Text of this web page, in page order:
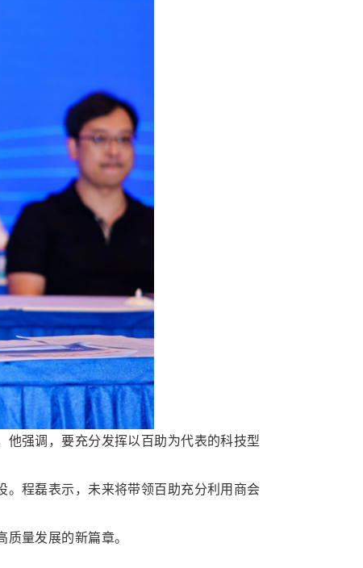
强调，要充分发挥以百助为代表的科技型
程磊表示，未来将带领百助充分利用商会
量发展的新篇章。